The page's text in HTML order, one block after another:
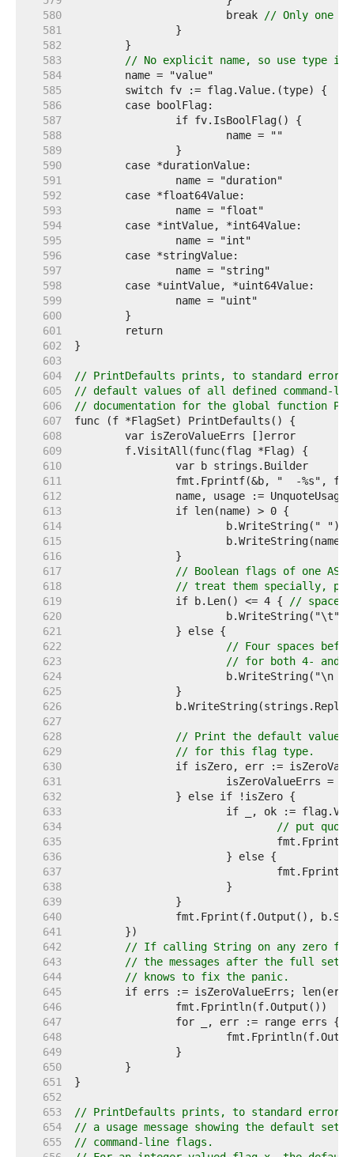
   580
			break
// Only one
   581
   582
   583
// No explicit name, so use type if
   584
   585
   586
   587
   588
   589
   590
   591
   592
   593
   594
   595
   596
   597
   598
   599
   600
   601
   602
   603
   604
// PrintDefaults prints, to standard error
   605
// default values of all defined command-
   606
// documentation for the global function
   607
   608
   609
   610
   611
fmt.Fprintf(&b, "  -%s",
   612
   613
   614
   615
   616
   617
// Boolean flags of one
   618
// treat them specially,
   619
		if b.Len() <= 4 {
//
   620
   621
   622
// Four spaces
   623
// for both 4- and
   624
   625
   626
   627
   628
// Print the default value
   629
// for this flag type.
   630
   631
   632
   633
   634
// put
   635
   636
   637
   638
   639
   640
   641
   642
// If calling String on any zero
   643
// the messages after the full set
   644
// knows to fix the panic.
   645
   646
   647
   648
   649
   650
   651
   652
   653
// PrintDefaults prints, to standard error
   654
// a usage message showing the default
   655
// command-line flags.